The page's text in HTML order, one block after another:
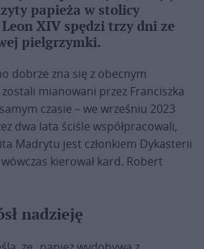
papieża w stolicy
XIV spędzi trzy dni ze
pielgrzymki.
dobrze zna się z obecnym
mianowani przez Franciszka
czasie – we wrześniu 2023
dwa lata ściśle współpracowali,
Madrytu jest członkiem Dykasterii
kierował kard. Robert
nadzieję